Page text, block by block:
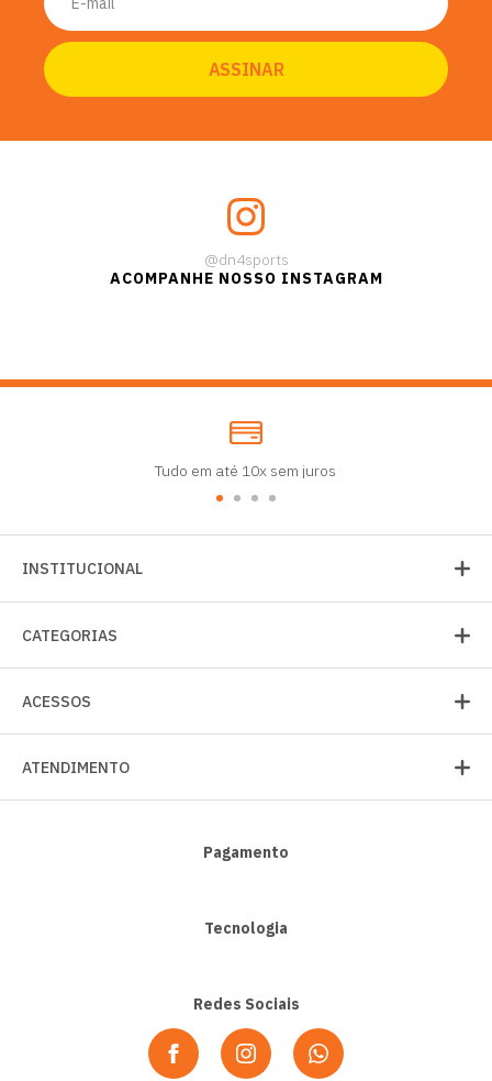
@dn4sports
ACOMPANHE NOSSO INSTAGRAM
Tudo em até 10x sem juros
INSTITUCIONAL
CATEGORIAS
ACESSOS
ATENDIMENTO
Pagamento
Tecnologia
Redes Sociais